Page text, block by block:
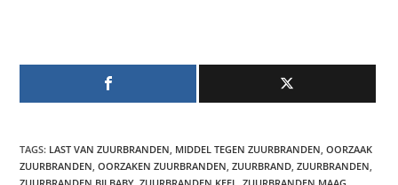
TAGS: LAST VAN ZUURBRANDEN MIDDEL TEGEN ZUURBRANDEN OORZAAK
ZUURBRANDEN OORZAKEN ZUURBRANDEN ZUURBRAND ZUURBRANDEN